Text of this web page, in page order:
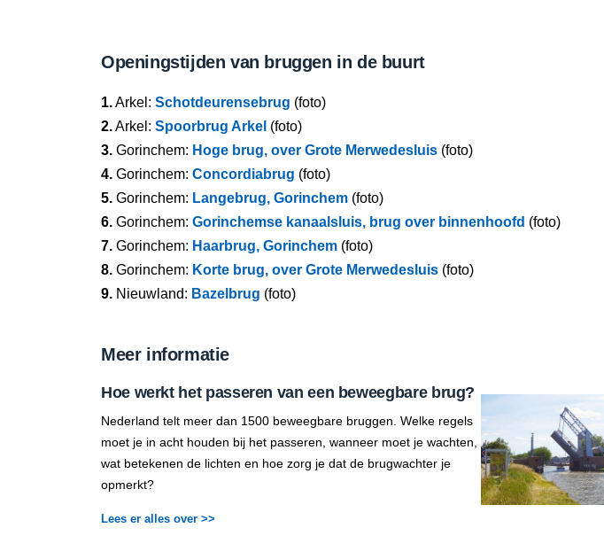
Openingstijden van bruggen in de buurt
1.Arkel: Schotdeurensebrug (foto)
2.Arkel: Spoorbrug Arkel (foto)
3. Gorinchem: Hoge brug, over Grote Merwedesluis (foto)
4. Gorinchem: Concordiabrug (foto)
5. Gorinchem: Langebrug, Gorinchem (foto)
6. Gorinchem: Gorinchemse kanaalsluis, brug over binnenhoofd (foto)
7. Gorinchem: Haarbrug, Gorinchem (foto)
8. Gorinchem: Korte brug, over Grote Merwedesluis (foto)
9. Nieuwland: Bazelbrug (foto)
Meer informatie
Hoe werkt het passeren van een beweegbare brug?
Nederland telt meer dan 1500 beweegbare bruggen. Welke regels
moet je in acht houden bij het passeren, wanneer moet je wachten,
wat betekenen de lichten en hoe zorg je dat de brugwachter je
opmerkt?
Lees er alles over >>